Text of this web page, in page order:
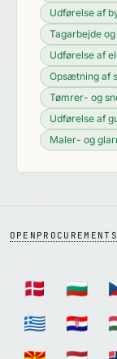
Udførelse af
Tagarbejde
Udførelse af
Opsætning af
Tømrer- og
Udførelse af
Maler- og
🇩🇰 🇧🇬
🇬🇷
🇭🇷